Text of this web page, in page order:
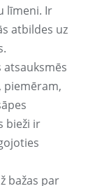
līmeni. Ir
atbildes uz
atsauksmēs
piemēram,
bieži ir
bažas par